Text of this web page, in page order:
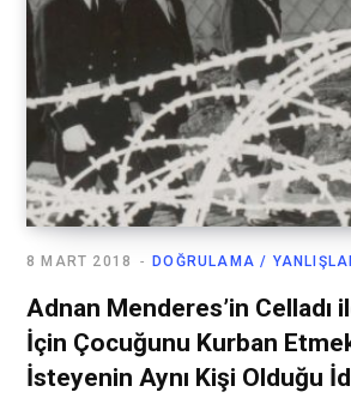
DOĞRULAMA /
8 MART 2018
Adnan Menderes’in Celladı
İçin Çocuğunu Kurban
İsteyenin Aynı Kişi Olduğu